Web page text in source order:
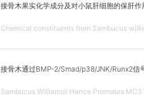
接骨木果实化学成分及对小鼠肝细胞的保肝作
Chemical constituents from Sambucus
接骨木通过BMP-2/Smad/p38/JNK/Runx2信
Sambucus Williamsii Hance Promotes